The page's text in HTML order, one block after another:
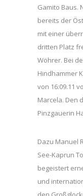
Gamito Baus.
bereits der
mit einer
dritten Platz
Wöhrer. Bei
Hindhammer
von 16:09.11
Marcela. Den
Pinzgauerin
Dazu Manuel
See-Kaprun
begeistert
und